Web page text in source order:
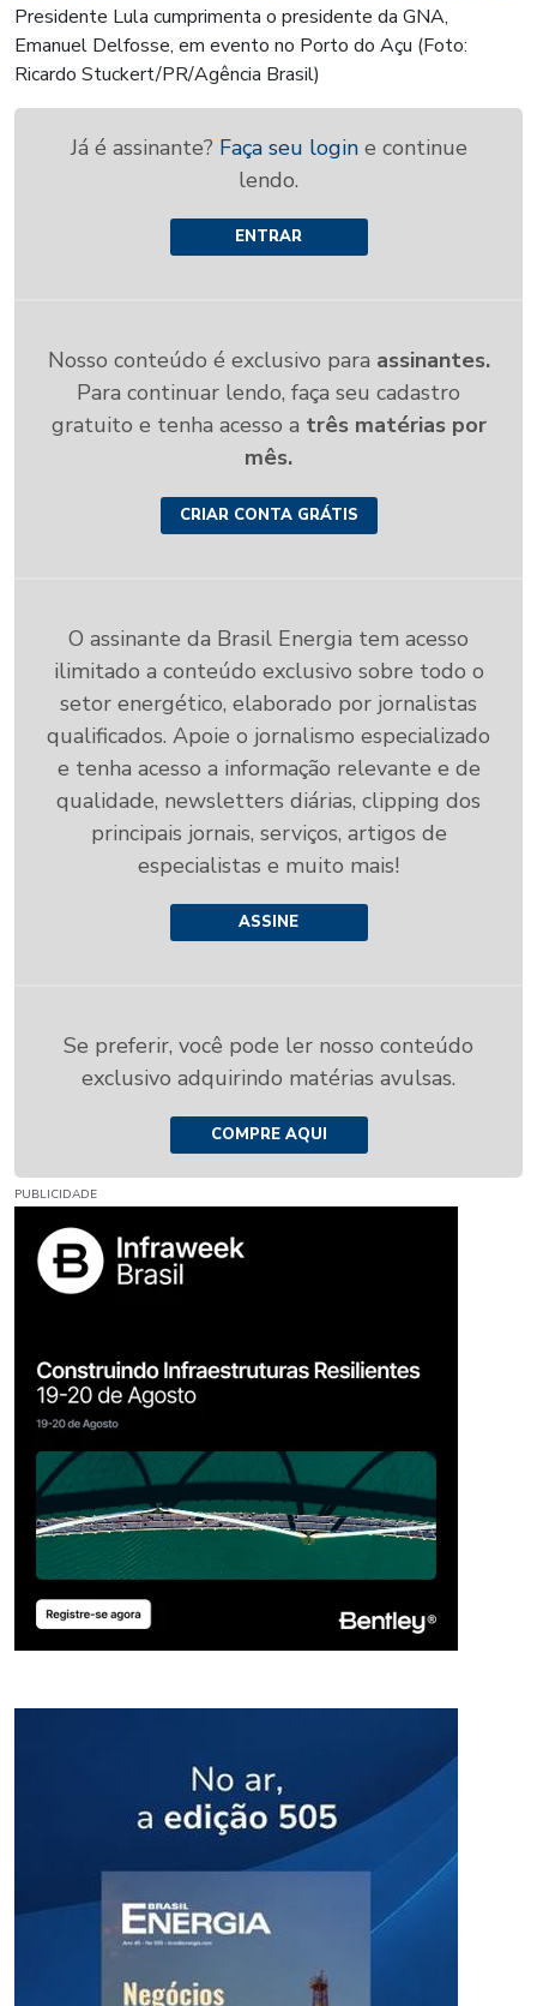
Presidente Lula cumprimenta o presidente da GNA,
Emanuel Delfosse, em evento no Porto do Açu (Foto:
Ricardo Stuckert/PR/Agência Brasil)
Já é assinante? Faça seu login e continue
lendo.
ENTRAR
Nosso conteúdo é exclusivo para assinantes.
Para continuar lendo, faça seu cadastro
gratuito e tenha acesso a três matérias por
mês.
CRIAR CONTA GRÁTIS
O assinante da Brasil Energia tem acesso
ilimitado a conteúdo exclusivo sobre todo o
setor energético, elaborado por jornalistas
qualificados. Apoie o jornalismo especializado
e tenha acesso a informação relevante e de
qualidade, newsletters diárias, clipping dos
principais jornais, serviços, artigos de
especialistas e muito mais!
ASSINE
Se preferir, você pode ler nosso conteúdo
exclusivo adquirindo matérias avulsas.
COMPRE AQUI
PUBLICIDADE